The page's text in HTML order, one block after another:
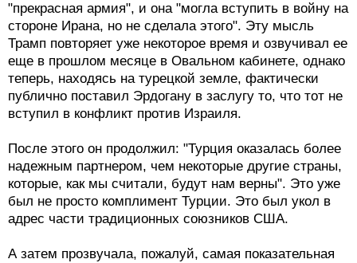
"прекрасная армия", и она "могла вступить в войну на
стороне Ирана, но не сделала этого". Эту мысль
Трамп повторяет уже некоторое время и озвучивал ее
еще в прошлом месяце в Овальном кабинете, однако
теперь, находясь на турецкой земле, фактически
публично поставил Эрдогану в заслугу то, что тот не
вступил в конфликт против Израиля.
После этого он продолжил: "Турция оказалась более
надежным партнером, чем некоторые другие страны,
которые, как мы считали, будут нам верны". Это уже
был не просто комплимент Турции. Это был укол в
адрес части традиционных союзников США.
А затем прозвучала, пожалуй, самая показательная